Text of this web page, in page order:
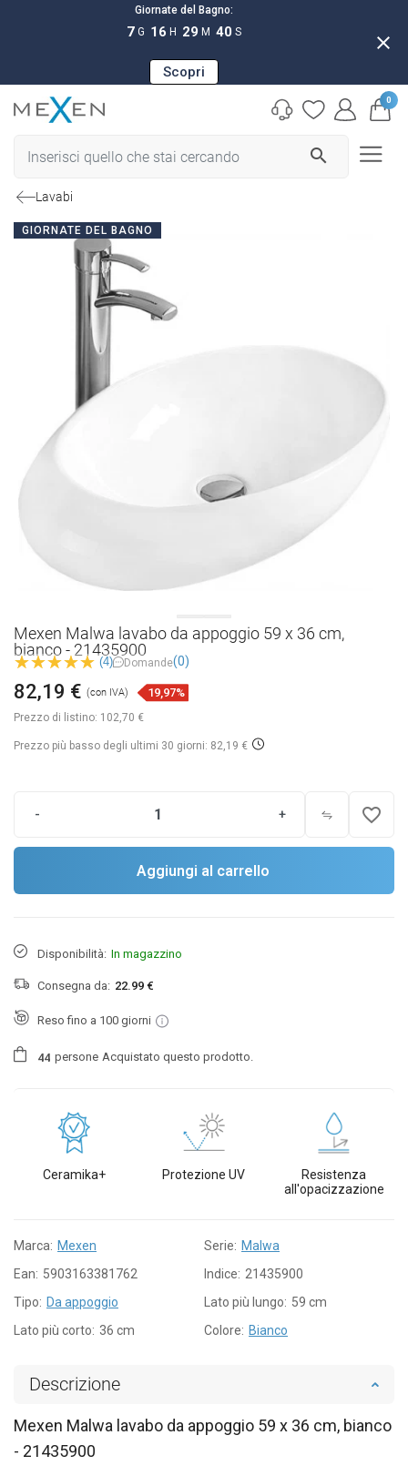
Giornate del Bagno:
7 G 16 H 29 M 39 S
Scopri
close
search
0
Lavabi
GIORNATE DEL BAGNO
Mexen Malwa lavabo da appoggio 59 x 36 cm,
bianco - 21435900
(4) Domande(0)
Prezzo di listino: 102,70 €
82,19 € (con IVA) 19,97%
Prezzo più basso degli ultimi 30 giorni: 82,19 €
- + favorite_border
Aggiungi al carrello
Disponibilità: In magazzino
Consegna da: 22.99 €
Reso fino a 100 giorni
44 persone Acquistato questo prodotto.
Ceramika+ Protezione UV
Resistenza
all'opacizzazione
Marca: Mexen Serie: Malwa
Ean: 5903163381762 Indice: 21435900
Tipo: Da appoggio Lato più lungo: 59 cm
Lato più corto: 36 cm Colore: Bianco
Descrizione
Mexen Malwa lavabo da appoggio 59 x 36 cm, bianco
- 21435900